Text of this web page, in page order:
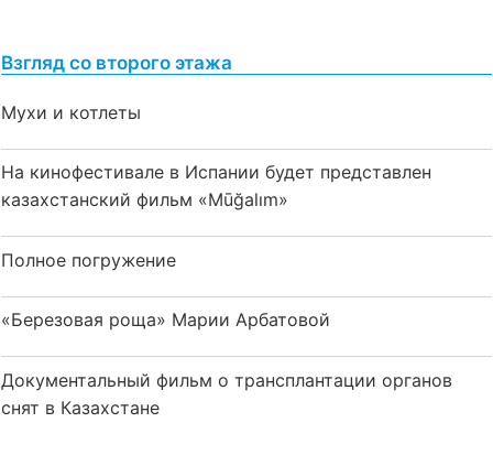
Взгляд со второго этажа
Мухи и котлеты
На кинофестивале в Испании будет представлен
казахстанский фильм «Mūğalım»
Полное погружение
«Березовая роща» Марии Арбатовой
Документальный фильм о трансплантации органов
снят в Казахстане